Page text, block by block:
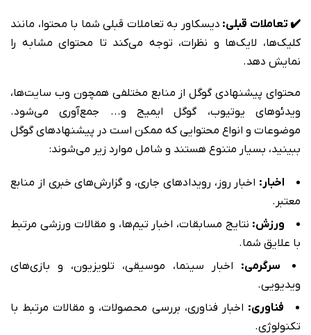
✔️ تعاملات قبلی: دیسکاور به تعاملات قبلی شما با محتوا، مانند
کلیک‌ها، لایک‌ها و نظرات، توجه می‌کند تا محتوای مشابه را
نمایش دهد.
محتوای پیشنهادی گوگل از منابع مختلفی همچون وب سایت‌ها،
ویدئوهای یوتیوب، گوگل ایمیج و... جمع‌آوری می‌شود.
موضوعات و انواع محتوایی که ممکن است در پیشنهادهای گوگل
ببینید، بسیار متنوع هستند و شامل موارد زیر می‌شوند:
اخبار: اخبار روز، رویدادهای جاری، و گزارش‌های خبری از منابع
معتبر.
ورزش: نتایج مسابقات، اخبار تیم‌ها، و مقالات ورزشی مرتبط
با علایق شما.
سرگرمی: اخبار سینما، موسیقی، تلویزیون، و بازی‌های
ویدیویی.
فناوری: اخبار فناوری، بررسی محصولات، و مقالات مرتبط با
تکنولوژی.